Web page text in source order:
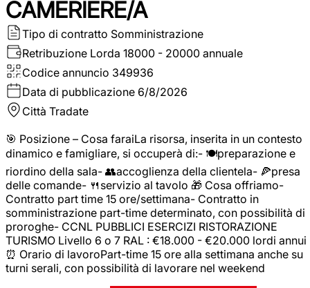
CAMERIERE/A
Tipo di contratto Somministrazione
Retribuzione Lorda 18000 - 20000 annuale
Codice annuncio 349936
Data di pubblicazione 6/8/2026
Città Tradate
🎯 Posizione – Cosa faraiLa risorsa, inserita in un contesto
dinamico e famigliare, si occuperà di:- 🍽️preparazione e
riordino della sala- 👥accoglienza della clientela- 🍕presa
delle comande- 🍴servizio al tavolo 🎁 Cosa offriamo-
Contratto part time 15 ore/settimana- Contratto in
somministrazione part-time determinato, con possibilità di
proroghe- CCNL PUBBLICI ESERCIZI RISTORAZIONE
TURISMO Livello 6 o 7 RAL : €18.000 - €20.000 lordi annui
⏰ Orario di lavoroPart-time 15 ore alla settimana anche su
turni serali, con possibilità di lavorare nel weekend